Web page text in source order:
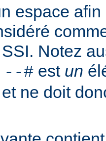
espace
Notez
# est un
ne doit